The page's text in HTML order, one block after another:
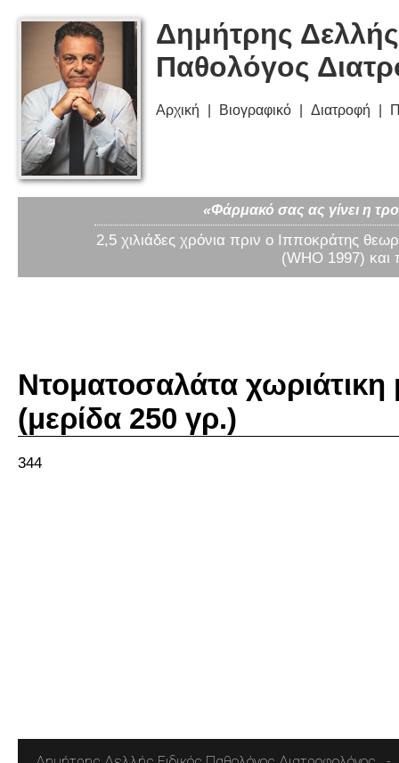
Δημήτρης
Παθολόγος
Αρχική Βιογραφικό Διατροφή
«Φάρμακό σας ας γίνει η
2,5 χιλιάδες χρόνια πριν ο Ιπποκράτης
(WHO 1997) και
Ντοματοσαλάτα
(μερίδα 250 γρ.)
344